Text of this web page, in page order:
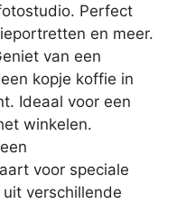
Perfect
en meer.
van een
kopje koffie in
Ideaal voor een
winkelen.
voor speciale
verschillende